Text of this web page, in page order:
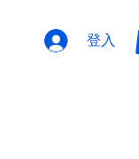
登入